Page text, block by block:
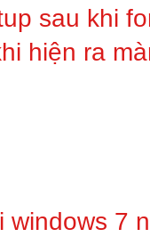
sau khi
hiện ra
windows 7